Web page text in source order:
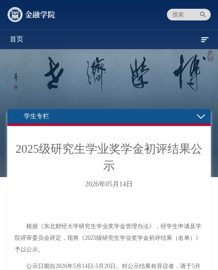
首页
学生专栏
2025级研究生学业奖学金初评结果公
示
2026年05月14日
根据《东北财经大学研究生学业奖学金管理办法》，经学生申请及学
院评审委员会评定，现将《2025级研究生学业奖学金初评结果（名单）》
予以公示。
公示日期自2026年5月14日-5月20日。对公示结果有异议者，请于5月